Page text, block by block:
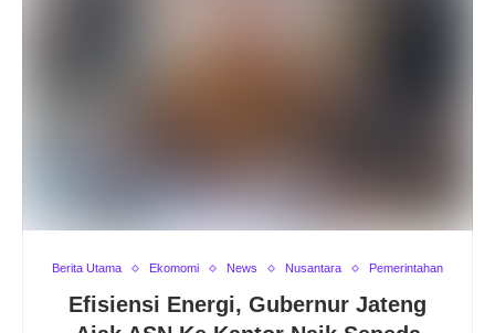
Berita Utama Ekomomi News Nusantara Pemerintahan
Efisiensi Energi, Gubernur Jateng